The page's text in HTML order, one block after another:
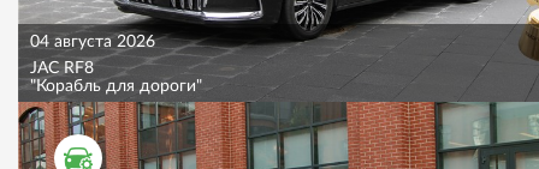
04 августа 2026
JAC RF8
"Корабль для дороги"
ТЕСТ ДРАЙВ